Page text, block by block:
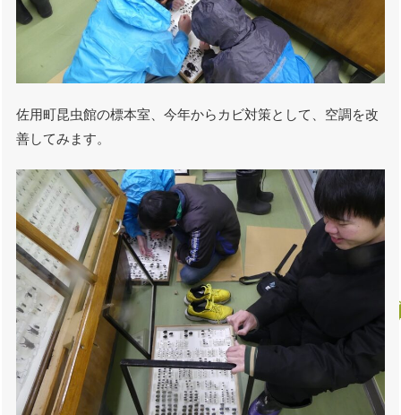
佐用町昆虫館の標本室、今年からカビ対策として、空調を改
善してみます。